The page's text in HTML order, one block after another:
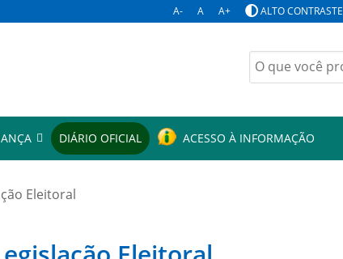
A- A A+ ALTO CONTRASTE
Buscar
por:
DIÁRIO OFICIAL ACESSO À INFORMAÇÃO
Eleitoral